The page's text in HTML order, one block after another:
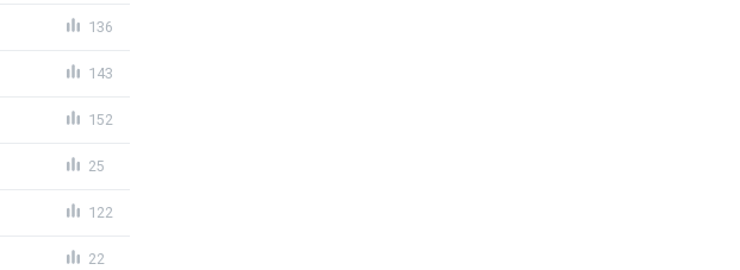
136
143
152
25
122
22